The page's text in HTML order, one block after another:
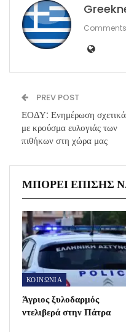
Comments
PREV POST
ΕΟΔΥ: Ενημέρωση σχετικά
με κρούσμα ευλογιάς των
πιθήκων στη χώρα μας
ΜΠΟΡΕΊ ΕΠΊΣΗΣ
ΚΟΙΝΩΝΙΑ
Άγριος ξυλοδαρμός
ντελιβερά στην Πάτρα